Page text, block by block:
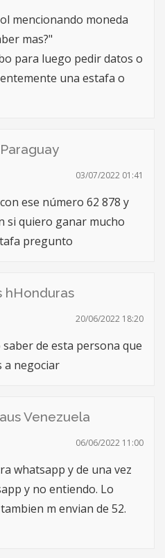
mencionando moneda
mas?"
para luego pedir datos o
una estafa o
03/07/2022 01:41
ese número 62 878 y
si quiero ganar mucho
pregunto
hHonduras
20/06/2022 18:20
de esta persona que
a negociar
aus Venezuela
06/06/2022 11:00
whatsapp y de una vez
y no entiendo. Lo
m envian de 52.